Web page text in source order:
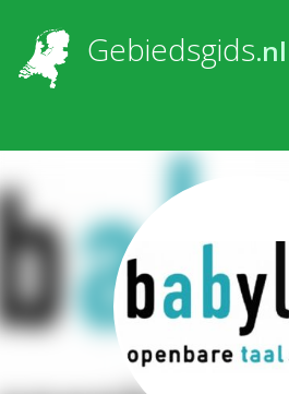
Gebiedsgids.nl